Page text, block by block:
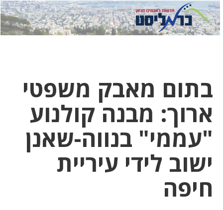
לחץ
כאן
לחץ
כדי
בתום מאבק משפטי
ארוך: מבנה קולנוע
"עממי" בנווה-שאנן
ישוב לידי עיריית
חיפה